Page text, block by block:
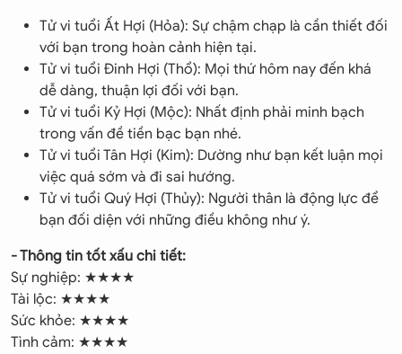
Tử vi tuổi Ất Hợi (Hỏa): Sự chậm chạp là cần thiết đối
với bạn trong hoàn cảnh hiện tại.
Tử vi tuổi Đinh Hợi (Thổ): Mọi thứ hôm nay đến khá
dễ dàng, thuận lợi đối với bạn.
Tử vi tuổi Kỷ Hợi (Mộc): Nhất định phải minh bạch
trong vấn đề tiền bạc bạn nhé.
Tử vi tuổi Tân Hợi (Kim): Dường như bạn kết luận mọi
việc quá sớm và đi sai hướng.
Tử vi tuổi Quý Hợi (Thủy): Người thân là động lực để
bạn đối diện với những điều không như ý.
- Thông tin tốt xấu chi tiết:
Sự nghiệp: ★★★★
Tài lộc: ★★★★
Sức khỏe: ★★★★
Tình cảm: ★★★★